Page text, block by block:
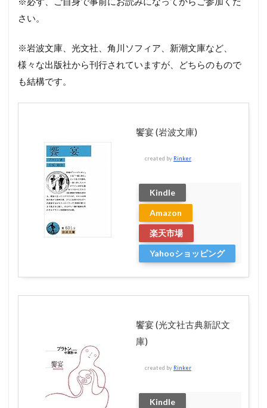
さい。
※岩波文庫、光文社、角川ソフィア、新潮文庫など、
様々な出版社から刊行されていますが、どちらのもので
も結構です。
饗宴 (岩波文庫)
created by Rinker
Kindle
Amazon
楽天市場
Yahooショッピング
饗宴 (光文社古典新訳文
庫)
created by Rinker
Kindle